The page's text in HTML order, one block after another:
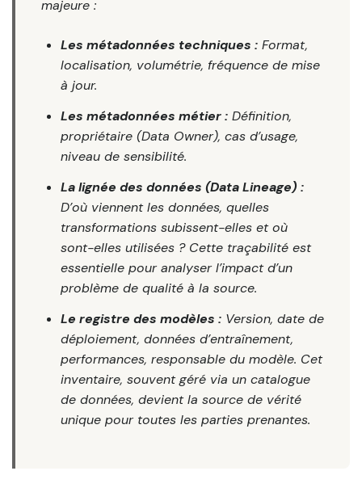
majeure :
Les métadonnées techniques : Format,
localisation, volumétrie, fréquence de mise
à jour.
Les métadonnées métier : Définition,
propriétaire (Data Owner), cas d’usage,
niveau de sensibilité.
La lignée des données (Data Lineage) :
D’où viennent les données, quelles
transformations subissent-elles et où
sont-elles utilisées ? Cette traçabilité est
essentielle pour analyser l’impact d’un
problème de qualité à la source.
Le registre des modèles : Version, date de
déploiement, données d’entraînement,
performances, responsable du modèle. Cet
inventaire, souvent géré via un catalogue
de données, devient la source de vérité
unique pour toutes les parties prenantes.